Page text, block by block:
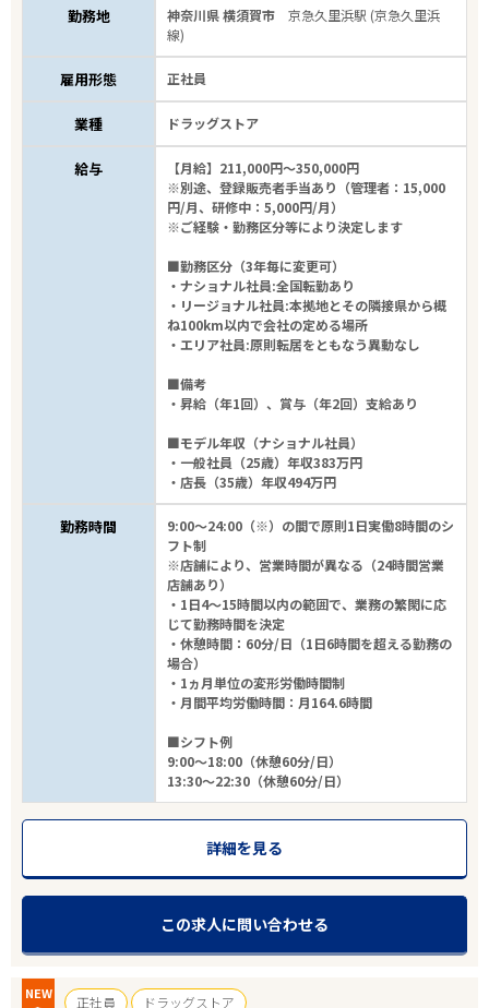
勤務地 神奈川県 横須賀市京急久里浜駅 (京急久里浜
線)
雇用形態 正社員
業種 ドラッグストア
給与
【月給】211,000円～350,000円
※別途、登録販売者手当あり（管理者：15,000
円/月、研修中：5,000円/月）
※ご経験・勤務区分等により決定します
■勤務区分（3年毎に変更可）
・ナショナル社員:全国転勤あり
・リージョナル社員:本拠地とその隣接県から概
ね100km以内で会社の定める場所
・エリア社員:原則転居をともなう異動なし
■備考
・昇給（年1回）、賞与（年2回）支給あり
■モデル年収（ナショナル社員）
・一般社員（25歳）年収383万円
・店長（35歳）年収494万円
勤務時間
9:00～24:00（※）の間で原則1日実働8時間のシ
フト制
※店舗により、営業時間が異なる（24時間営業
店舗あり）
・1日4～15時間以内の範囲で、業務の繁閑に応
じて勤務時間を決定
・休憩時間：60分/日（1日6時間を超える勤務の
場合）
・1ヵ月単位の変形労働時間制
・月間平均労働時間：月164.6時間
■シフト例
9:00～18:00（休憩60分/日）
13:30～22:30（休憩60分/日）
詳細を見る
この求人に問い合わせる
NEW 正社員
ドラッグストア